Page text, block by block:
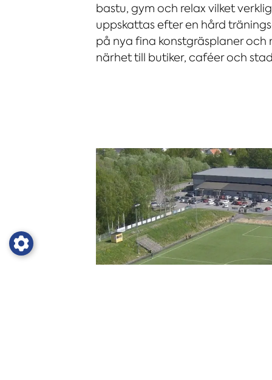
bastu, gym och relax vilket
uppskattas efter en hård
på nya fina konstgräsplaner och
närhet till butiker, caféer och